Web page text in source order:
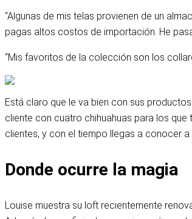
“Algunas de mis telas provienen de un
pagas altos costos de importación. He
“Mis favoritos de la colección son los
Está claro que le va bien con sus
cliente con cuatro chihuahuas para los
clientes, y con el tiempo llegas a conocer
Donde ocurre la magia
Louise muestra su loft recientemente